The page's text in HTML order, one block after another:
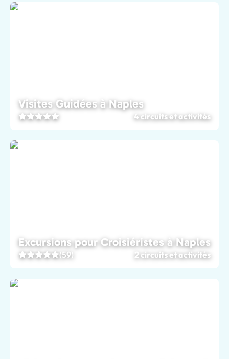
Visites Guidées à Naples
4 circuits et activités
Excursions pour Croisiéristes à Naples
(59) 2 circuits et activités